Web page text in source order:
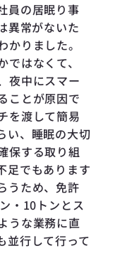
員の居眠り事
異常がないた
りました。
はなくて、
夜中にスマー
ことが原因で
を渡して簡易
い、睡眠の大切
保する取り組
足でもあります
うため、免許
・10トンとス
うな業務に直
並行して行って